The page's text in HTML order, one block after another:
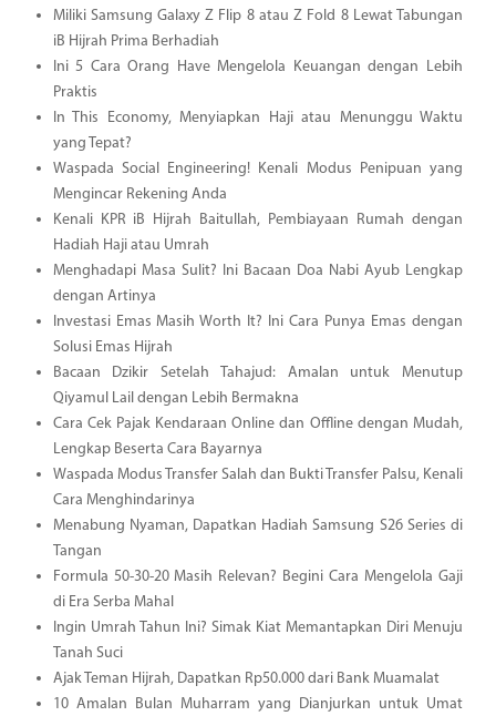
Miliki Samsung Galaxy Z Flip 8 atau Z Fold 8 Lewat Tabungan
iB Hijrah Prima Berhadiah
Ini 5 Cara Orang Have Mengelola Keuangan dengan Lebih
Praktis
In This Economy, Menyiapkan Haji atau Menunggu Waktu
yang Tepat?
Waspada Social Engineering! Kenali Modus Penipuan yang
Mengincar Rekening Anda
Kenali KPR iB Hijrah Baitullah, Pembiayaan Rumah dengan
Hadiah Haji atau Umrah
Menghadapi Masa Sulit? Ini Bacaan Doa Nabi Ayub Lengkap
dengan Artinya
Investasi Emas Masih Worth It? Ini Cara Punya Emas dengan
Solusi Emas Hijrah
Bacaan Dzikir Setelah Tahajud: Amalan untuk Menutup
Qiyamul Lail dengan Lebih Bermakna
Cara Cek Pajak Kendaraan Online dan Offline dengan Mudah,
Lengkap Beserta Cara Bayarnya
Waspada Modus Transfer Salah dan Bukti Transfer Palsu, Kenali
Cara Menghindarinya
Menabung Nyaman, Dapatkan Hadiah Samsung S26 Series di
Tangan
Formula 50-30-20 Masih Relevan? Begini Cara Mengelola Gaji
di Era Serba Mahal
Ingin Umrah Tahun Ini? Simak Kiat Memantapkan Diri Menuju
Tanah Suci
Ajak Teman Hijrah, Dapatkan Rp50.000 dari Bank Muamalat
10 Amalan Bulan Muharram yang Dianjurkan untuk Umat